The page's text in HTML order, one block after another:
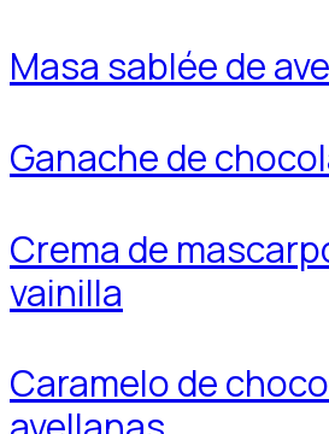
Masa sablée de
Ganache de
Crema de
vainilla
Caramelo de